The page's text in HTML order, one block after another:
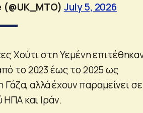
July 5, 2026
Χούτι στη Υεμένη
το 2023 έως το 2025 ως
αλλά έχουν παραμείνει σε
και Ιράν.